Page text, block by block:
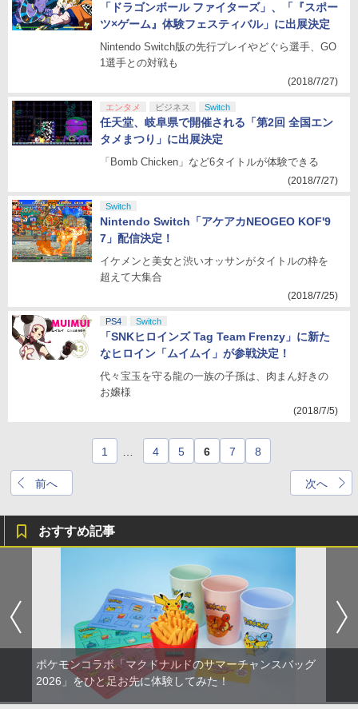
「ドラゴンボール ファイターズ」、「『スポー
ツ×ゲーム』体験フェスティバル」に出展決定
Nintendo Switch版の先行プレイやどぐら選手、GO
1選手との対戦も
(2018/7/27)
エンタメ ビジネス Switch
任天堂、岐阜県で開催される「第2回 全国エン
タメまつり」に出展決定
「Bomb Chicken」など6タイトルが体験できる
(2018/7/27)
Switch
Nintendo Switch「アケアカNEOGEO KOF'9
7」配信決定！
イケメンと美女と渋いオッサンがタイトルの枠を
超えて大集合
(2018/7/25)
PS4 Switch
「SNKヒロインズ Tag Team Frenzy」に新た
なヒロイン「ムイムイ」が参戦決定！
代々宝玉を守る龍の一族の子孫は、肉まん好きの
お嬢様
(2018/7/5)
前へ
1 4 5 6 7 8
次へ
おすすめ記事
ポケモンコラボ「マクドナルドのサマーチャンスバッグ
2026」をひと足お先に体験してみた！